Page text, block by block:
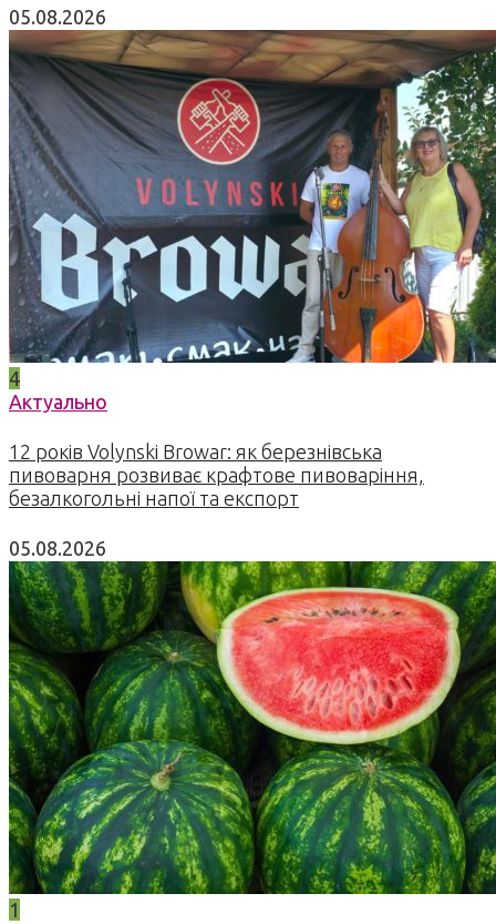
05.08.2026
4
Актуально
12 років Volynski Browar: як березнівська
пивоварня розвиває крафтове пивоваріння,
безалкогольні напої та експорт
05.08.2026
1